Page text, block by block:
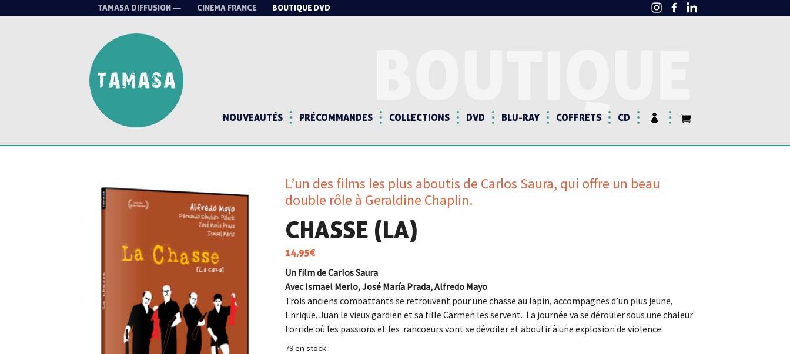
TAMASA DIFFUSION — CINÉMA FRANCE BOUTIQUE DVD
NOUVEAUTÉS PRÉCOMMANDES COLLECTIONS DVD BLU-RAY COFFRETS CD
L’un des films les plus aboutis de Carlos Saura, qui offre un beau
double rôle à Geraldine Chaplin.
CHASSE (LA)
14,95€
Un film de Carlos Saura
Avec Ismael Merlo, José María Prada, Alfredo Mayo
Trois anciens combattants se retrouvent pour une chasse au lapin, accompagnes d’un plus jeune,
Enrique. Juan le vieux gardien et sa fille Carmen les servent. La journée va se dérouler sous une chaleur
torride où les passions et les rancoeurs vont se dévoiler et aboutir à une explosion de violence.
79 en stock